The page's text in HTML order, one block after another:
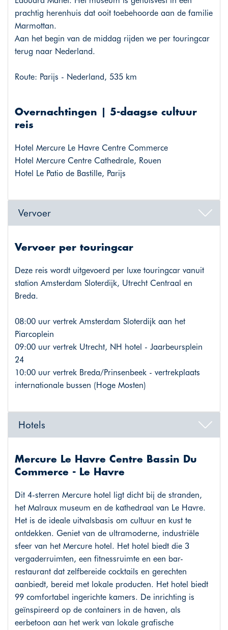
prachtig herenhuis dat ooit toebehoorde aan de familie
Marmottan.
Aan het begin van de middag rijden we per touringcar
terug naar Nederland.
Route: Parijs - Nederland, 535 km
Overnachtingen | 5-daagse cultuur
reis
Hotel Mercure Le Havre Centre Commerce
Hotel Mercure Centre Cathedrale, Rouen
Hotel Le Patio de Bastille, Parijs
Vervoer
Vervoer per touringcar
Deze reis wordt uitgevoerd per luxe touringcar vanuit
station Amsterdam Sloterdijk, Utrecht Centraal en
Breda.
08:00 uur vertrek Amsterdam Sloterdijk aan het
Piarcoplein
09:00 uur vertrek Utrecht, NH hotel - Jaarbeursplein
24
10:00 uur vertrek Breda/Prinsenbeek - vertrekplaats
internationale bussen (Hoge Mosten)
Hotels
Mercure Le Havre Centre Bassin Du
Commerce - Le Havre
Dit 4-sterren Mercure hotel ligt dicht bij de stranden,
het Malraux museum en de kathedraal van Le Havre.
Het is de ideale uitvalsbasis om cultuur en kust te
ontdekken. Geniet van de ultramoderne, industriële
sfeer van het Mercure hotel. Het hotel biedt die 3
vergaderruimten, een fitnessruimte en een bar-
restaurant dat zelfbereide cocktails en gerechten
aanbiedt, bereid met lokale producten. Het hotel biedt
99 comfortabel ingerichte kamers. De inrichting is
geïnspireerd op de containers in de haven, als
eerbetoon aan het werk van lokale grafische